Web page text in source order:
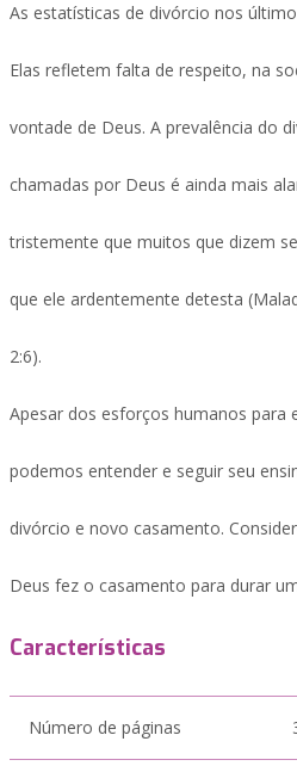
As estatísticas de divórcio nos
Elas refletem falta de respeito, na
vontade de Deus. A prevalência do
chamadas por Deus é ainda mais
tristemente que muitos que dizem
que ele ardentemente detesta
2:6).
Apesar dos esforços humanos para
podemos entender e seguir seu
divórcio e novo casamento.
Deus fez o casamento para durar
Características
Número de páginas